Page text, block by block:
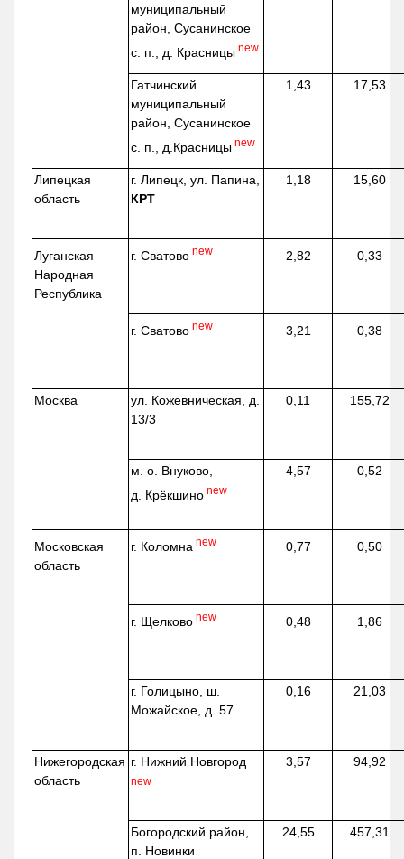
муниципальный
район, Сусанинское
с. п., д. Красницы new
Гатчинский
муниципальный
район, Сусанинское
с. п., д.Красницы new
1,43 17,53
Липецкая
область
г. Липецк, ул. Папина,
КРТ
1,18 15,60
Луганская
Народная
Республика
г. Сватово new 2,82 0,33
г. Сватово new 3,21 0,38
Москва ул. Кожевническая , д.
13/3
0,11 155,72
м. о. Внуково,
д. Крёкшино new
4,57 0,52
Московская
область
г. Коломна new 0,77 0,50
г. Щелково new 0,48 1,86
г. Голицыно, ш.
Можайское, д. 57
0,16 21,03
Нижегородская
область
г. Нижний Новгород
new
3,57 94,92
Богородский район,
п. Новинки
24,55 457,31